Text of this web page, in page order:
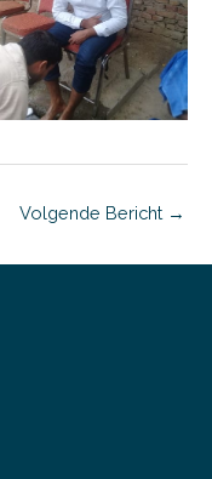
Volgende Bericht →